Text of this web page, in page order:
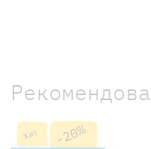
Хит -20%